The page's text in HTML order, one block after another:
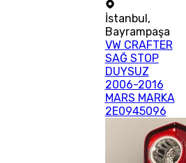
İstanbul ,
Bayrampaşa
VW CRAFTER
SAĞ STOP
DUYSUZ
2006-2016
MARS MARKA
2E0945096